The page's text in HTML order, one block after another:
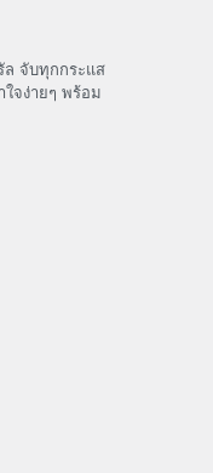
ล จับทุกกระแส
จง่ายๆ พร้อม